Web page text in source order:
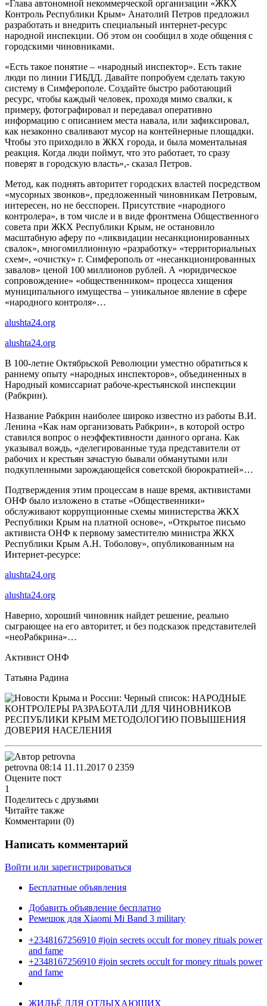
«Глава автономной некоммерческой организации «ЖКХ
Контроль Республики Крым» Анатолий Петров предложил
разработать и внедрить специальный интернет-ресурс
народной инспекции. Об этом он сообщил в ходе общения с
городскими чиновниками.
«Есть такое понятие – «народный инспектор». Есть такие
люди по линии ГИБДД. Давайте попробуем сделать такую
систему в Симферополе. Создайте быстро работающий
ресурс, чтобы каждый человек, проходя мимо свалки, к
примеру, фотографировал и передавал оперативно
информацию с описанием места навала, или зафиксировал,
как незаконно сваливают мусор на контейнерные площадки.
Чтобы это приходило в ЖКХ города, и была моментальная
реакция. Когда люди поймут, что это работает, то сразу
поверят в городскую власть»,- сказал Петров.
Метод, как поднять авторитет городских властей посредством
«мусорных звонков», предложенный чиновникам Петровым,
интересен, но не бесспорен. Присутствие «народного
контролера», в том числе и в виде фронтмена Общественного
совета при ЖКХ Республики Крым, не остановило
масштабную аферу по «ликвидации несанкционированных
свалок», многомиллионную «разработку» «территориальных
схем», «очистку» г. Симферополь от «несанкционированных
завалов» ценой 100 миллионов рублей. А «юридическое
сопровождение» «общественником» процесса хищения
муниципального имущества – уникальное явление в сфере
«народного контроля»…
alushta24.org
alushta24.org
В 100-летие Октябрьской Революции уместно обратиться к
раннему опыту «народных инспекторов», объединенных в
Народный комиссариат рабоче-крестьянской инспекции
(Рабкрин).
Название Рабкрин наиболее широко известно из работы В.И.
Ленина «Как нам организовать Рабкрин», в которой остро
ставился вопрос о неэффективности данного органа. Как
указывал вождь, «делегированные туда представители от
рабочих и крестьян зачастую бывали обманутыми или
подкупленными зарождающейся советской бюрократией»…
Подтверждения этим процессам в наше время, активистами
ОНФ было изложено в статье «Общественники»
обслуживают коррупционные схемы министерства ЖКХ
Республики Крым на платной основе», «Открытое письмо
активиста ОНФ к первому заместителю министра ЖКХ
Республики Крым А.Н. Тоболову», опубликованным на
Интернет-ресурсе:
alushta24.org
alushta24.org
Наверно, хороший чиновник найдет решение, реально
сыграющее на его авторитет, и без подсказок представителей
«неоРабкрина»…
Активист ОНФ
Татьяна Радина
petrovna 08:14 11.11.2017 0 2359
Оцените пост
1
Поделитесь с друзьями
Читайте также
Комментарии (0)
Написать комментарий
Войти или зарегистрироваться
Бесплатные объявления
Добавить объявление бесплатно
Ремешок для Xiaomi Mi Band 3 military
+2348167256910 #join secrets occult for money rituals power
and fame
+2348167256910 #join secrets occult for money rituals power
and fame
ЖИЛЬЁ ДЛЯ ОТДЫХАЮЩИХ